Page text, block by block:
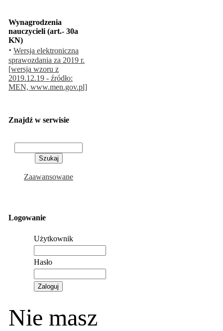
Wynagrodzenia
nauczycieli (art.- 30a
KN)
· Wersja elektroniczna
sprawozdania za 2019 r.
[wersja wzoru z
2019.12.19 - źródło:
MEN, www.men.gov.pl]
Znajdź w serwisie
Zaawansowane
Logowanie
Użytkownik
Hasło
Nie masz